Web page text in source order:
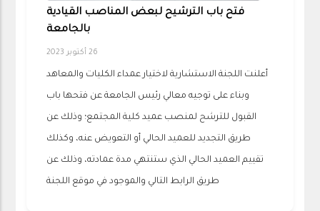
فتح باب الترشيح لبعض المناصب القيادية
بالجامعة
26 أكتوبر 2023
أعلنت اللجنة الاستشارية لاختيار عمداء الكليات والمعاهد
وبناء على توجيه معالي رئيس الجامعة عن فتحها باب
القبول للترشح لمنصب عميد كلية المجتمع؛ وذلك عن
طريق التجديد للعميد الحالي أو التعويض عنه، وكذلك
تقييم العميد الحالي الذي ستنتهي مدة عمادته، وذلك عن
طريق الرابط التالي والموجود في موقع اللجنة